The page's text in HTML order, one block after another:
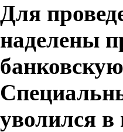
Для
наделены
уволился в